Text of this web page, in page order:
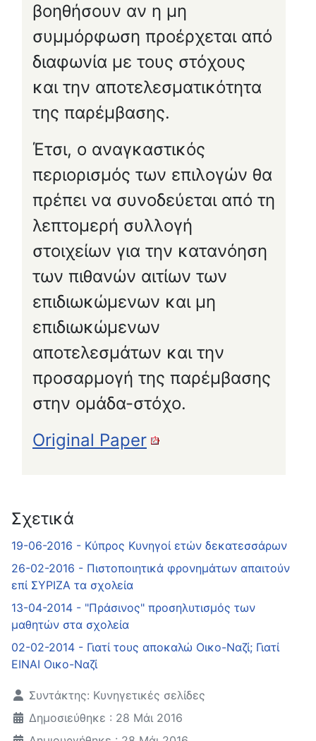
βοηθήσουν αν η μη
συμμόρφωση προέρχεται από
διαφωνία με τους στόχους
και την αποτελεσματικότητα
της παρέμβασης.
Έτσι, ο αναγκαστικός
περιορισμός των επιλογών θα
πρέπει να συνοδεύεται από τη
λεπτομερή συλλογή
στοιχείων για την κατανόηση
των πιθανών αιτίων των
επιδιωκώμενων και μη
επιδιωκώμενων
αποτελεσμάτων και την
προσαρμογή της παρέμβασης
στην ομάδα-στόχο.
Original Paper
Σχετικά
19-06-2016 - Κύπρος Κυνηγοί ετών δεκατεσσάρων
26-02-2016 - Πιστοποιητικά φρονημάτων απαιτούν
επί ΣΥΡΙΖΑ τα σχολεία
13-04-2014 - "Πράσινος" προσηλυτισμός των
μαθητών στα σχολεία
02-02-2014 - Γιατί τους αποκαλώ Οικο-Ναζί; Γιατί
ΕΙΝΑΙ Οικο-Ναζί
Λεπτομέρειες
Συντάκτης: Κυνηγετικές σελίδες
Δημοσιεύθηκε : 28 Μάι 2016